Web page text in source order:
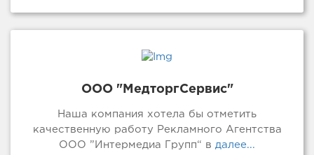
ООО "МедторгСервис"
Наша компания хотела бы отметить
качественную работу Рекламного Агентства
ООО ”Интермедиа Групп“ в далее...